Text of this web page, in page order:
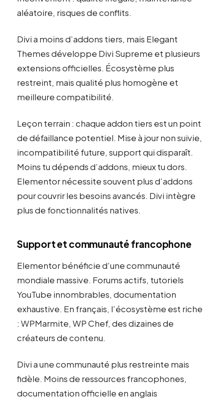
aléatoire, risques de conflits.
Divi a moins d’addons tiers, mais Elegant
Themes développe Divi Supreme et plusieurs
extensions officielles. Écosystème plus
restreint, mais qualité plus homogène et
meilleure compatibilité.
Leçon terrain : chaque addon tiers est un point
de défaillance potentiel. Mise à jour non suivie,
incompatibilité future, support qui disparaît.
Moins tu dépends d’addons, mieux tu dors.
Elementor nécessite souvent plus d’addons
pour couvrir les besoins avancés. Divi intègre
plus de fonctionnalités natives.
Support et communauté francophone
Elementor bénéficie d’une communauté
mondiale massive. Forums actifs, tutoriels
YouTube innombrables, documentation
exhaustive. En français, l’écosystème est riche
: WPMarmite, WP Chef, des dizaines de
créateurs de contenu.
Divi a une communauté plus restreinte mais
fidèle. Moins de ressources francophones,
documentation officielle en anglais